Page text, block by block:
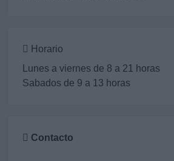
Horario
Lunes a viernes de 8 a 21 horas
Sabados de 9 a 13 horas
Contacto